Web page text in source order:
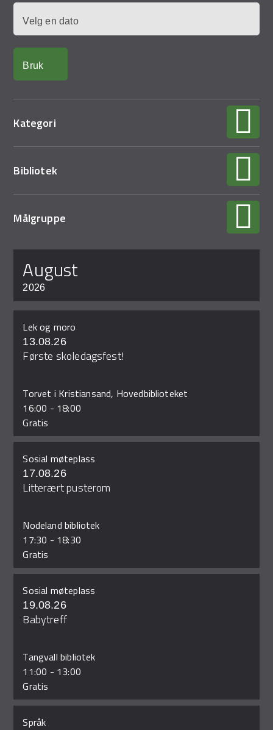
Kategori
Bibliotek
Målgruppe
august
2026
Lek og moro
13.08.26
Første skoledagsfest!
Torvet i Kristiansand, Hovedbiblioteket
16:00 - 18:00
Gratis
Sosial møteplass
17.08.26
Litterært pusterom
Nodeland bibliotek
17:30 - 18:30
Gratis
Sosial møteplass
19.08.26
Babytreff
Tangvall bibliotek
11:00 - 13:00
Gratis
Språk